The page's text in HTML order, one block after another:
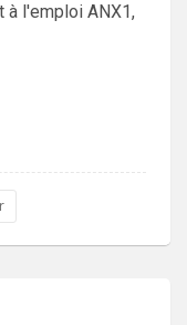
à l'emploi ANX1,